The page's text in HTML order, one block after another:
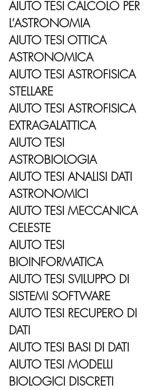
AIUTO TESI CALCOLO PER
L’ASTRONOMIA
AIUTO TESI OTTICA
ASTRONOMICA
AIUTO TESI ASTROFISICA
STELLARE
AIUTO TESI ASTROFISICA
EXTRAGALATTICA
AIUTO TESI
ASTROBIOLOGIA
AIUTO TESI ANALISI DATI
ASTRONOMICI
AIUTO TESI MECCANICA
CELESTE
AIUTO TESI
BIOINFORMATICA
AIUTO TESI SVILUPPO DI
SISTEMI SOFTWARE
AIUTO TESI RECUPERO DI
DATI
AIUTO TESI BASI DI DATI
AIUTO TESI MODELLI
BIOLOGICI DISCRETI